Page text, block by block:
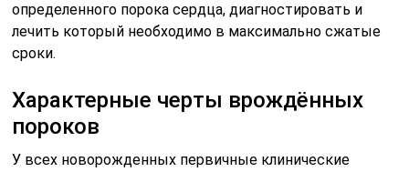
определенного порока сердца, диагностировать и
лечить который необходимо в максимально сжатые
сроки.
Характерные черты врождённых
пороков
У всех новорожденных первичные клинические